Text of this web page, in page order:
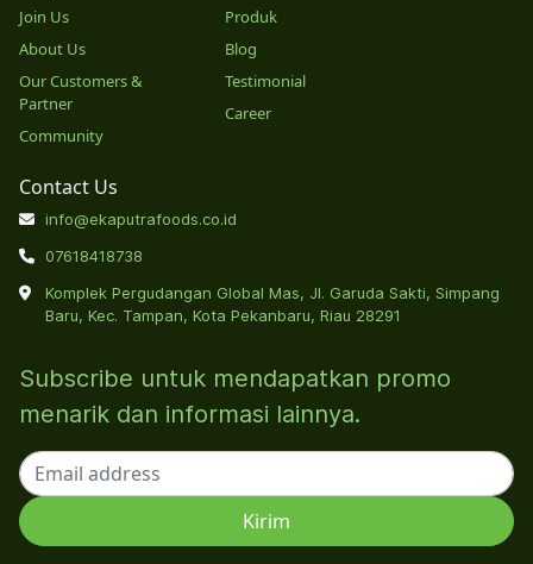
Join Us
About Us
Our Customers &
Partner
Community
Produk
Blog
Testimonial
Career
Contact Us
info@ekaputrafoods.co.id
07618418738
Komplek Pergudangan Global Mas, Jl. Garuda Sakti, Simpang
Baru, Kec. Tampan, Kota Pekanbaru, Riau 28291
Subscribe untuk mendapatkan promo
menarik dan informasi lainnya.